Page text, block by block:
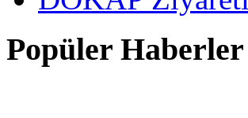
Popüler Haberler